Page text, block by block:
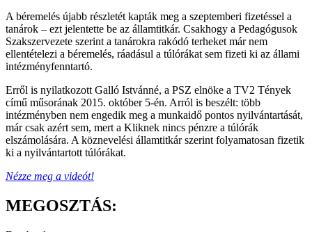
A béremelés újabb részletét kapták meg a szeptemberi fizetéssel a
tanárok – ezt jelentette be az államtitkár. Csakhogy a Pedagógusok
Szakszervezete szerint a tanárokra rakódó terheket már nem
ellentételezi a béremelés, ráadásul a túlórákat sem fizeti ki az állami
intézményfenntartó.
Erről is nyilatkozott Galló Istvánné, a PSZ elnöke a TV2 Tények
című műsorának 2015. október 5-én. Arról is beszélt: több
intézményben nem engedik meg a munkaidő pontos nyilvántartását,
már csak azért sem, mert a Kliknek nincs pénzre a túlórák
elszámolására. A köznevelési államtitkár szerint folyamatosan fizetik
ki a nyilvántartott túlórákat.
Nézze meg a videót!
MEGOSZTÁS: